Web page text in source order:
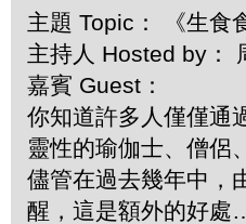
主題 Topic： 《生食
主持人 Hosted by：
嘉賓 Guest：
你知道許多人僅僅通
靈性的瑜伽士、僧侶
儘管在過去幾年中，
醒，這是額外的好